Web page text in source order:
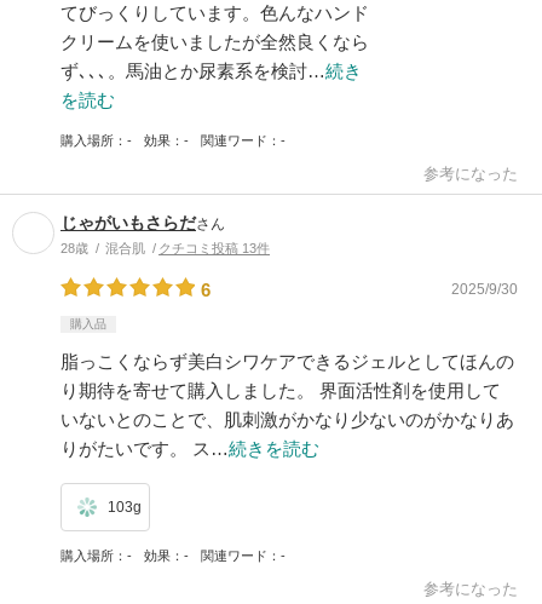
てびっくりしています。色んなハンド
クリームを使いましたが全然良くなら
ず､､､。馬油とか尿素系を検討…続き
を読む
購入場所 - 効果 - 関連ワード -
参考になった
じゃがいもさらださん
28歳 混合肌 クチコミ投稿 13件
6 2025/9/30
購入品
脂っこくならず美白シワケアできるジェルとしてほんの
り期待を寄せて購入しました。 界面活性剤を使用して
いないとのことで、肌刺激がかなり少ないのがかなりあ
りがたいです。 ス…続きを読む
103g
購入場所 - 効果 - 関連ワード -
参考になった